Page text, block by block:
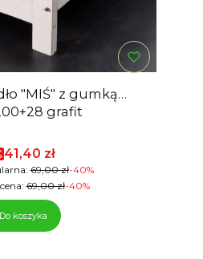
"MIŚ" z gumką
grafit
Cena promocyjna
41,40 zł
69,00 zł-40%
69,00 zł-40%
Do koszyka